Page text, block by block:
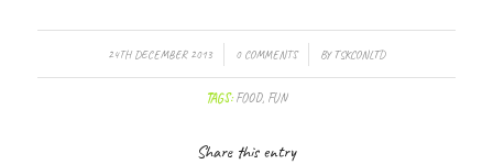
24TH DECEMBER 2013
/ 0 COMMENTS
/ BY TSKCONLTD
TAGS: FOOD, FUN
Share this entry